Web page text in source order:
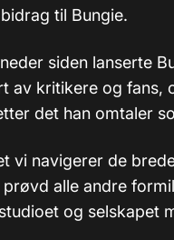
til Bungie.
siden lanserte
av kritikere og fans,
det han omtaler
vi navigerer de
alle andre
og selskapet